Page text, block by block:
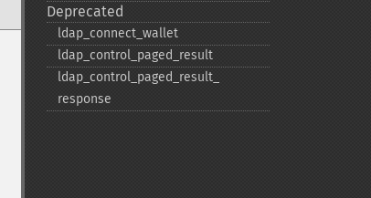
Deprecated
ldap_​connect_​wallet
ldap_​control_​paged_​result
ldap_​control_​paged_​result_​
response